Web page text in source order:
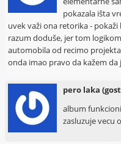
pokazala išta
uvek važi ona retorika -
razum doduše, jer tom
automobila od recimo
onda imao pravo da kažem da
pero laka
album
zasluzuje vecu